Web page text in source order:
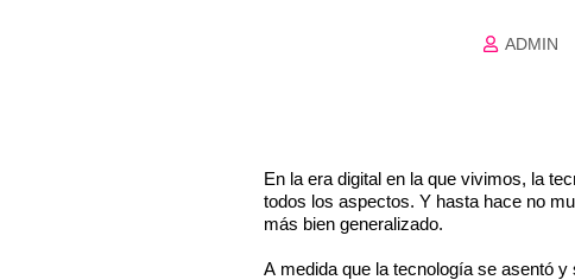
ADMIN
En la era digital en la que vivimos, la
todos los aspectos. Y hasta hace no
más bien generalizado.
A medida que la tecnología se asentó